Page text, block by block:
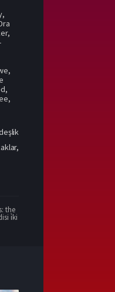
,
,
,
,
,
the
i̇ki